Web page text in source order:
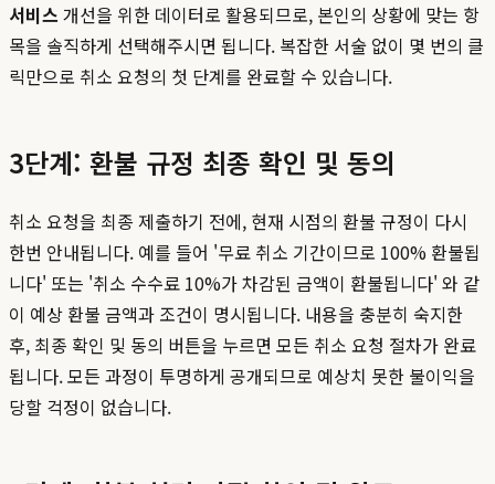
서비스 개선을 위한 데이터로 활용되므로, 본인의 상황에 맞는 항
목을 솔직하게 선택해주시면 됩니다. 복잡한 서술 없이 몇 번의 클
릭만으로 취소 요청의 첫 단계를 완료할 수 있습니다.
3단계: 환불 규정 최종 확인 및 동의
취소 요청을 최종 제출하기 전에, 현재 시점의 환불 규정이 다시
한번 안내됩니다. 예를 들어 '무료 취소 기간이므로 100% 환불됩
니다' 또는 '취소 수수료 10%가 차감된 금액이 환불됩니다' 와 같
이 예상 환불 금액과 조건이 명시됩니다. 내용을 충분히 숙지한
후, 최종 확인 및 동의 버튼을 누르면 모든 취소 요청 절차가 완료
됩니다. 모든 과정이 투명하게 공개되므로 예상치 못한 불이익을
당할 걱정이 없습니다.